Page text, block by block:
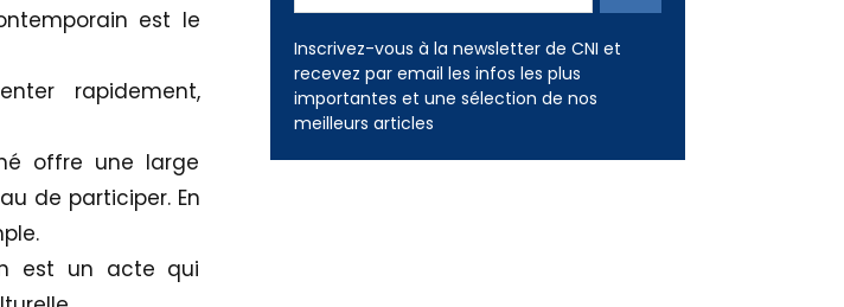
est le
rapidement,
offre une large
de participer. En
est un acte qui
Inscrivez-vous à la newsletter de CNI et
recevez par email les infos les plus